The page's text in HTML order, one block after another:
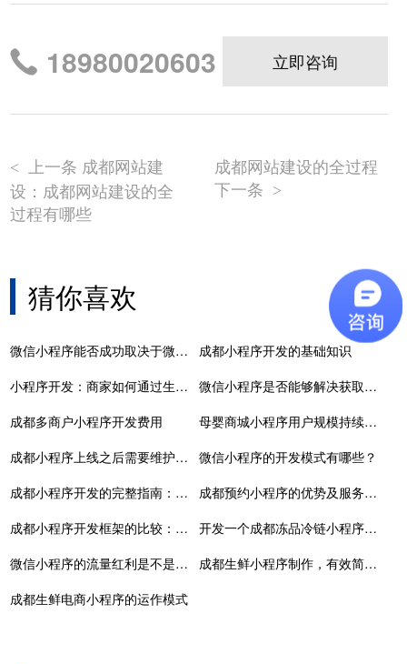
18980020603 立即咨询
<
上一条 成都网站建
设：成都网站建设的全
过程有哪些
成都网站建设的全过程
下一条 >
猜你喜欢
微信小程序能否成功取决于微信的开放程序
成都小程序开发的基础知识
小程序开发：商家如何通过生鲜小程序来实现盈利
微信小程序是否能够解决获取流量的问题？
成都多商户小程序开发费用
母婴商城小程序用户规模持续扩大
成都小程序上线之后需要维护吗，维护需要成本吗
微信小程序的开发模式有哪些？
成都小程序开发的完整指南：步骤与技巧
成都预约小程序的优势及服务模式
成都小程序开发框架的比较：选用最适合你的开发工具
开发一个成都冻品冷链小程序需要多少时间？如何缩短开发周期？
微信小程序的流量红利是不是依然存在？
成都生鲜小程序制作，有效简化生鲜产品销售流程
成都生鲜电商小程序的运作模式